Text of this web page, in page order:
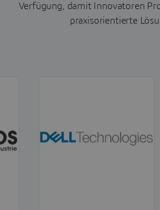
Verfügung, damit Innovatoren
praxisorientierte